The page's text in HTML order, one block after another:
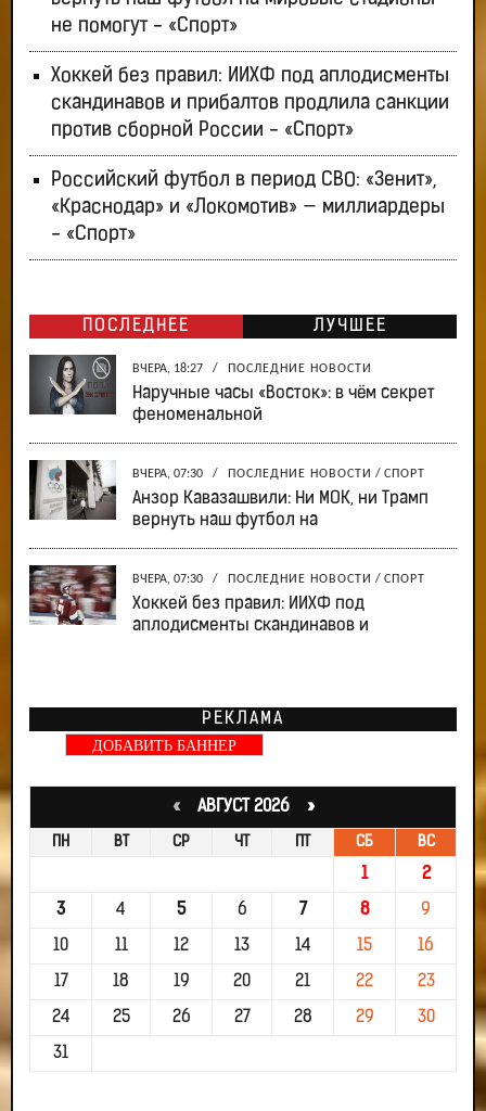
не помогут - «Спорт»
Хоккей без правил: ИИХФ под аплодисменты
скандинавов и прибалтов продлила санкции
против сборной России - «Спорт»
Российский футбол в период СВО: «Зенит»,
«Краснодар» и «Локомотив» — миллиардеры
- «Спорт»
ПОСЛЕДНЕЕ ЛУЧШЕЕ
ВЧЕРА, 18:27 / ПОСЛЕДНИЕ НОВОСТИ
Наручные часы «Восток»: в чём секрет
феноменальной
ВЧЕРА, 07:30 / ПОСЛЕДНИЕ НОВОСТИ / СПОРТ
Анзор Кавазашвили: Ни МОК, ни Трамп
вернуть наш футбол на
ВЧЕРА, 07:30 / ПОСЛЕДНИЕ НОВОСТИ / СПОРТ
Хоккей без правил: ИИХФ под
аплодисменты скандинавов и
РЕКЛАМА
ДОБАВИТЬ БАННЕР
«АВГУСТ 2026 »
ПН ВТ СР ЧТ СБ ВС
1 2
3 4 5 6 7 8 9
10 11 12 13 14 15 16
17 18 19 20 21 22 23
24 25 26 27 28 29 30
31